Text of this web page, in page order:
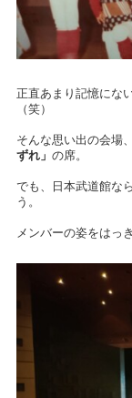
正直あまり記憶にな
（笑）
そんな思い出の会場
ずれ」 の席。
でも、日本武道館な
う。
メンバーの姿をはっ